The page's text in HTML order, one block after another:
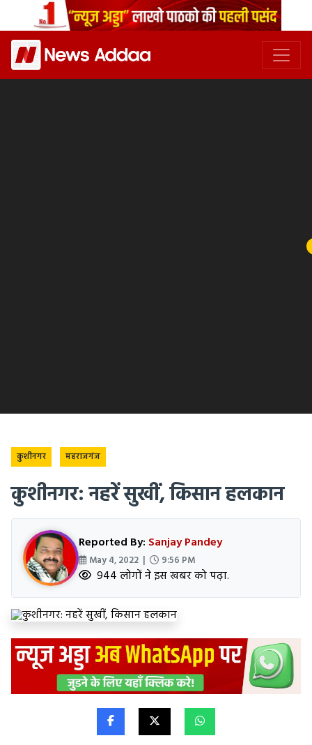
कुशीनगर महराजगंज
कुशीनगर: नहरें सुखीं, किसान हलकान
Reported By: Sanjay Pandey
May 4, 2022 | 9:56 PM
944 लोगों ने इस खबर को पढ़ा.